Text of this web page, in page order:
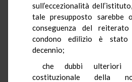
sull’eccezionalità
tale presupposto sarebbe
conseguenza del
condono edilizio è stato
decennio;
che dubbi ulteriori
costituzionale della